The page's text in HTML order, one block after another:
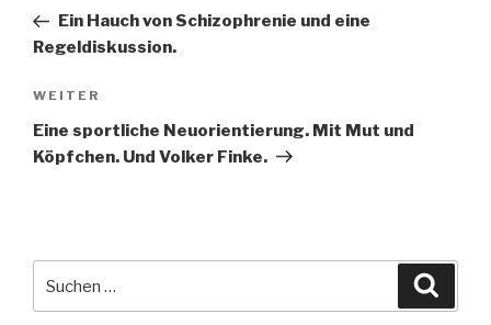
Beitrag
Ein Hauch von Schizophrenie und eine
Regeldiskussion.
Nächster
Beitrag
WEITER
Eine sportliche Neuorientierung. Mit Mut und
Köpfchen. Und Volker Finke.
nach: